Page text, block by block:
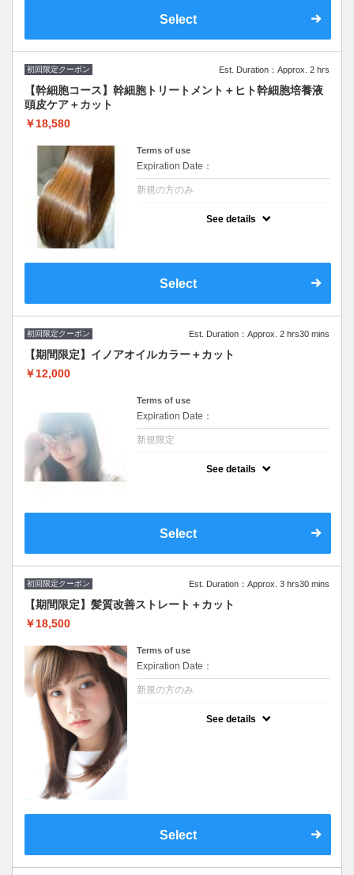
Select
初回限定クーポン Est. Duration：Approx. 2 hrs
【幹細胞コース】幹細胞トリートメント＋ヒト幹細胞培養液
頭皮ケア＋カット
￥18,580
Terms of use
Expiration Date：
新規の方のみ
胞テクノロジーを使った『次世代頭皮トリー
See details
Select
初回限定クーポン Est. Duration：Approx. 2 hrs30 mins
【期間限定】イノアオイルカラー＋カット
￥12,000
Terms of use
Expiration Date：
新規限定
See details
Select
初回限定クーポン Est. Duration：Approx. 3 hrs30 mins
【期間限定】髪質改善ストレート＋カット
￥18,500
Terms of use
Expiration Date：
新規の方のみ
See details
Select